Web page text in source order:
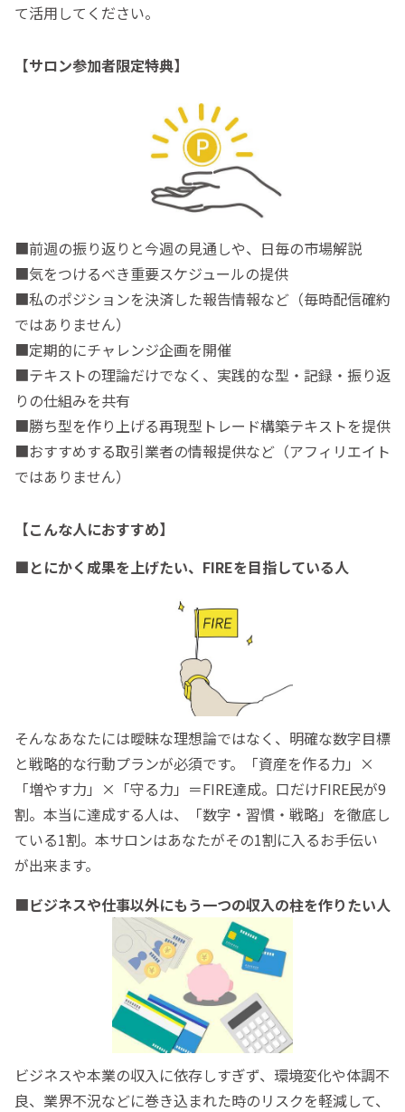
て活用してください。
【サロン参加者限定特典】
■前週の振り返りと今週の見通しや、日毎の市場解説
■気をつけるべき重要スケジュールの提供
■私のポジションを決済した報告情報など（毎時配信確約
ではありません）
■定期的にチャレンジ企画を開催
■テキストの理論だけでなく、実践的な型・記録・振り返
りの仕組みを共有
■勝ち型を作り上げる再現型トレード構築テキストを提供
■おすすめする取引業者の情報提供など（アフィリエイト
ではありません）
【こんな人におすすめ】
■とにかく成果を上げたい、FIREを目指している人
そんなあなたには曖昧な理想論ではなく、明確な数字目標
と戦略的な行動プランが必須です。「資産を作る力」×
「増やす力」×「守る力」＝FIRE達成。口だけFIRE民が9
割。本当に達成する人は、「数字・習慣・戦略」を徹底し
ている1割。本サロンはあなたがその1割に入るお手伝い
が出来ます。
■ビジネスや仕事以外にもう一つの収入の柱を作りたい人
ビジネスや本業の収入に依存しすぎず、環境変化や体調不
良、業界不況などに巻き込まれた時のリスクを軽減して、